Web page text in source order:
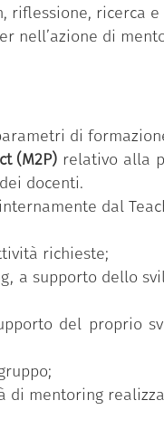
riflessione, ricerca
nell’azione di
di
(M2P) relativo alla
docenti.
dal
richieste;
a supporto dello
del proprio
di mentoring